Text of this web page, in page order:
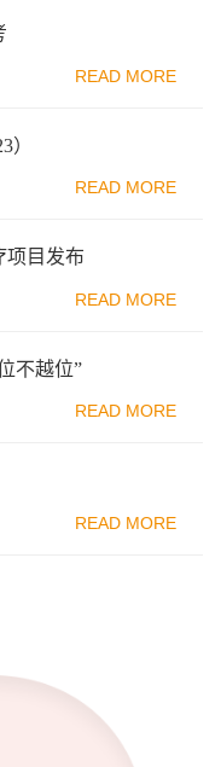
READ MORE
）
READ MORE
项目发布
READ MORE
不越位”
READ MORE
READ MORE